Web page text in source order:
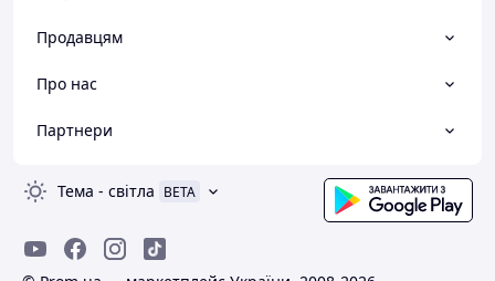
Продавцям
Про нас
Партнери
Тема - світла BETA